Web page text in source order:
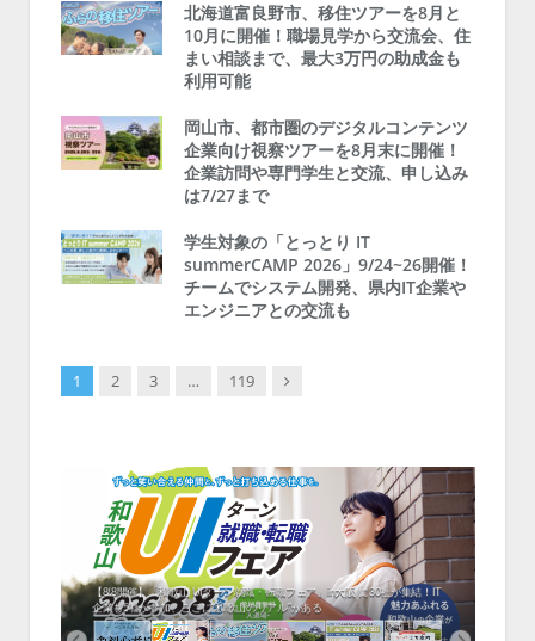
北海道富良野市、移住ツアーを8月と
10月に開催！職場見学から交流会、住
まい相談まで、最大3万円の助成金も
利用可能
岡山市、都市圏のデジタルコンテンツ
企業向け視察ツアーを8月末に開催！
企業訪問や専門学生と交流、申し込み
は7/27まで
学生対象の「とっとり IT
summerCAMP 2026」9/24~26開催！
チームでシステム開発、県内IT企業や
エンジニアとの交流も
1 2 3 … 119 Next
【8/8開催】「和歌山 UIターン就職・転職フェア」in大阪 に30社が集結！IT
企業も5社が参加、ここに“和歌山のリアル”がある